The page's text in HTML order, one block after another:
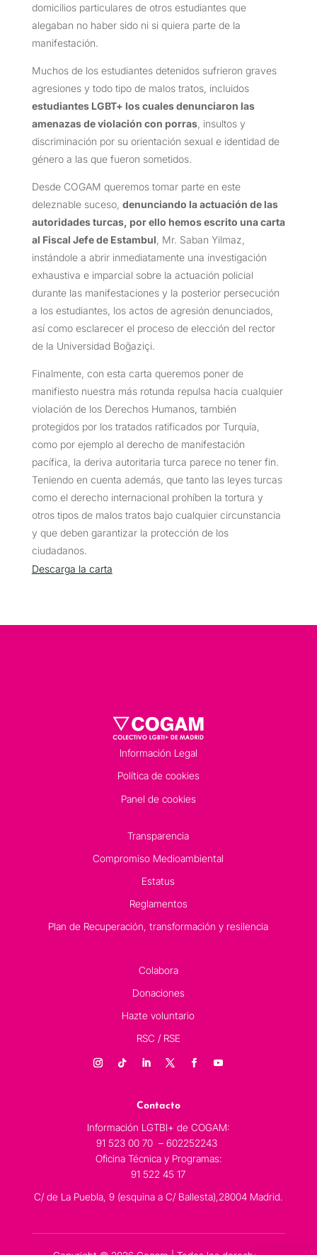
domicilios particulares de otros estudiantes que
alegaban no haber sido ni si quiera parte de la
manifestación.
Muchos de los estudiantes detenidos sufrieron graves
agresiones y todo tipo de malos tratos, incluidos
estudiantes LGBT+ los cuales denunciaron las
amenazas de violación con porras, insultos y
discriminación por su orientación sexual e identidad de
género a las que fueron sometidos.
Desde COGAM queremos tomar parte en este
deleznable suceso, denunciando la actuación de las
autoridades turcas, por ello hemos escrito una carta
al Fiscal Jefe de Estambul , Mr. Saban Yilmaz,
instándole a abrir inmediatamente una investigación
exhaustiva e imparcial sobre la actuación policial
durante las manifestaciones y la posterior persecución
a los estudiantes, los actos de agresión denunciados,
así como esclarecer el proceso de elección del rector
de la Universidad Boğaziçi.
Finalmente, con esta carta queremos poner de
manifiesto nuestra más rotunda repulsa hacia cualquier
violación de los Derechos Humanos, también
protegidos por los tratados ratificados por Turquía,
como por ejemplo al derecho de manifestación
pacífica, la deriva autoritaria turca parece no tener fin.
Teniendo en cuenta además, que tanto las leyes turcas
como el derecho internacional prohíben la tortura y
otros tipos de malos tratos bajo cualquier circunstancia
y que deben garantizar la protección de los
ciudadanos.
Descarga la carta
Información Legal
Política de cookies
Panel de cookies
Transparencia
Compromiso Medioambiental
Estatus
Reglamentos
Plan de Recuperación, transformación y resilencia
Colabora
Donaciones
Hazte voluntario
RSC / RSE
Contacto
Información LGTBI+ de COGAM:
91 523 00 70 – 602252243
Oficina Técnica y Programas:
91 522 45 17
C/ de La Puebla, 9 (esquina a C/ Ballesta),28004 Madrid.